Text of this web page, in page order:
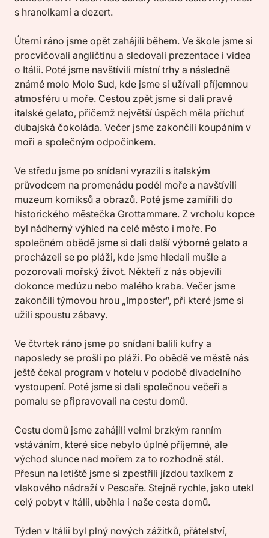
s hranolkami a dezert.
Úterní ráno jsme opět zahájili během. Ve škole jsme si
procvičovali angličtinu a sledovali prezentace i videa
o Itálii. Poté jsme navštívili místní trhy a následně
známé molo Molo Sud, kde jsme si užívali příjemnou
atmosféru u moře. Cestou zpět jsme si dali pravé
italské gelato, přičemž největší úspěch měla příchuť
dubajská čokoláda. Večer jsme zakončili koupáním v
moři a společným odpočinkem.
Ve středu jsme po snídani vyrazili s italským
průvodcem na promenádu podél moře a navštívili
muzeum komiksů a obrazů. Poté jsme zamířili do
historického městečka Grottammare. Z vrcholu kopce
byl nádherný výhled na celé město i moře. Po
společném obědě jsme si dali další výborné gelato a
procházeli se po pláži, kde jsme hledali mušle a
pozorovali mořský život. Někteří z nás objevili
dokonce medúzu nebo malého kraba. Večer jsme
zakončili týmovou hrou „Imposter“, při které jsme si
užili spoustu zábavy.
Ve čtvrtek ráno jsme po snídani balili kufry a
naposledy se prošli po pláži. Po obědě ve městě nás
ještě čekal program v hotelu v podobě divadelního
vystoupení. Poté jsme si dali společnou večeři a
pomalu se připravovali na cestu domů.
Cestu domů jsme zahájili velmi brzkým ranním
vstáváním, které sice nebylo úplně příjemné, ale
východ slunce nad mořem za to rozhodně stál.
Přesun na letiště jsme si zpestřili jízdou taxíkem z
vlakového nádraží v Pescaře. Stejně rychle, jako utekl
celý pobyt v Itálii, uběhla i naše cesta domů.
Týden v Itálii byl plný nových zážitků, přátelství,